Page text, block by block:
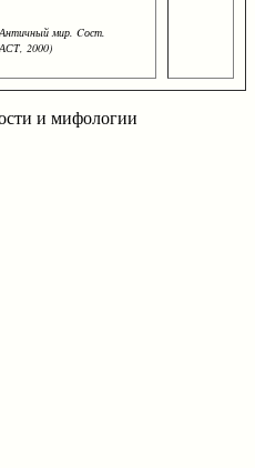
Античный мир. Cост.
2000)
и мифологии